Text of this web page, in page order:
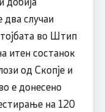
два случаи
во Штип
итен состанок
од Скопје и
е донесено
на 120